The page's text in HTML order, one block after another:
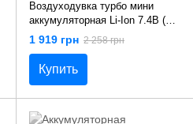
Воздуходувка турбо мини
аккумуляторная Li-Ion 7.4В (4
Аг) USB зарядка с насадками
Yato YT-82936
1 919 грн 2 258 грн
Купить